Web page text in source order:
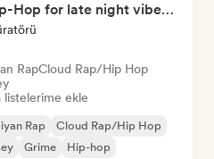
RapStars - Hip-Hop for late night vibes (by Music Outsider)
RapCloud Rap/Hip Hop
listelerime ekle
Rap
Cloud Rap/Hip Hop
Grime
Hip-hop